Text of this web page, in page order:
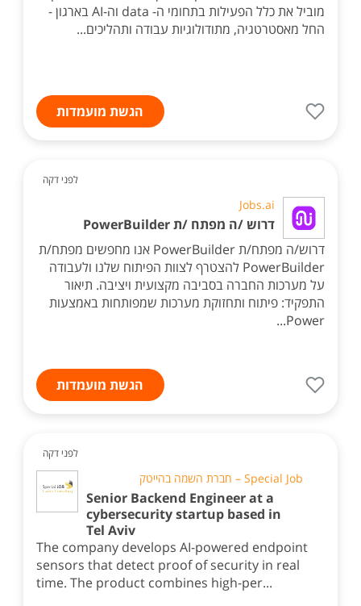
מוביל את כלל הפעילות בתחומי ה- data וה-AI בארגון -
החל מאסטרטגיה, מתודולוגיות עבודה ותהליכים...
הגשת מועמדות
לפני דקה
Jobs.ai
דרוש /ה מפתח /ת PowerBuilder
דרוש/ה מפתח/ת PowerBuilder אנו מחפשים מפתח/ת
PowerBuilder להצטרף לצוות הפיתוח שלנו ולעבודה
על מערכות החברה בסביבה מקצועית ויציבה. תיאור
התפקיד: פיתוח ותחזוקת מערכות שמפותחות באמצעות
Power...
הגשת מועמדות
לפני דקה
Special Job – חברת השמה בהייטק
Senior Backend Engineer at a
cybersecurity startup based in
Tel Aviv
The company develops AI-powered endpoint
sensors that detect proof of security in real
time. The product combines high-per...